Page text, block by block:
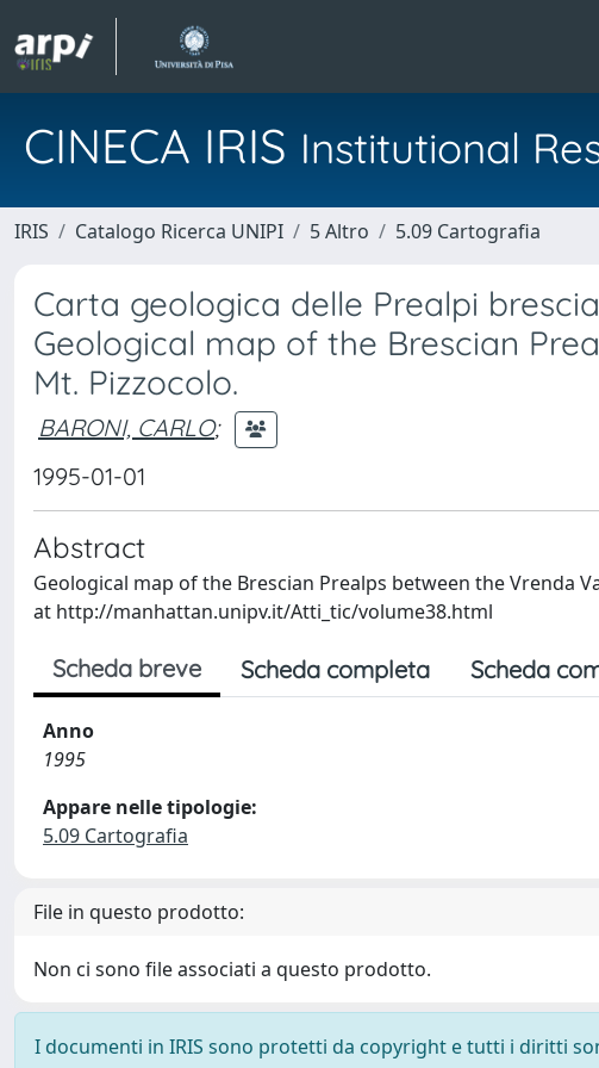
CINECA IRIS Institutional
IRIS Catalogo Ricerca UNIPI 5 Altro 5.09 Cartografia
Carta geologica delle Prealpi
Geological map of the Brescian
Mt. Pizzocolo.
BARONI, CARLO;
1995-01-01
Abstract
Geological map of the Brescian Prealps between the Vrenda
at http://manhattan.unipv.it/Atti_tic/volume38.html
Scheda breve Scheda completa Scheda
Anno
1995
Appare nelle tipologie:
5.09 Cartografia
File in questo prodotto:
Non ci sono file associati a questo prodotto.
I documenti in IRIS sono protetti da copyright e tutti i diritti